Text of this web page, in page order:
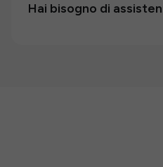
Hai bisogno di